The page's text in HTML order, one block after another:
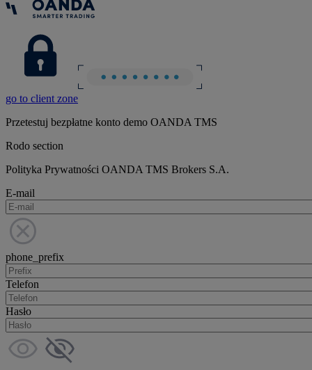
go to client zone
Przetestuj bezpłatne konto demo OANDA TMS
Rodo section
Polityka Prywatności OANDA TMS Brokers S.A.
E-mail
phone_prefix
Telefon
Hasło